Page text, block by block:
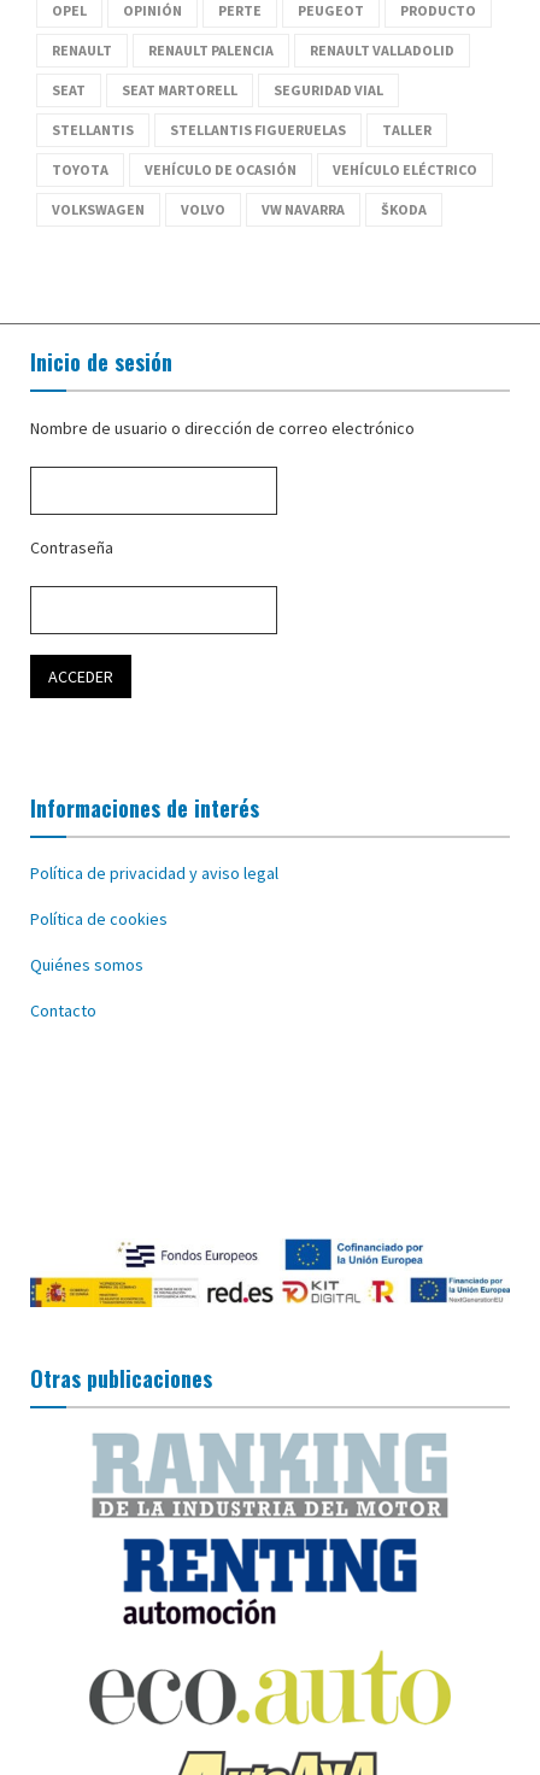
OPEL OPINIÓN PERTE PEUGEOT PRODUCTO
RENAULT RENAULT PALENCIA RENAULT VALLADOLID
SEAT SEAT MARTORELL SEGURIDAD VIAL
STELLANTIS STELLANTIS FIGUERUELAS TALLER
TOYOTA VEHÍCULO DE OCASIÓN VEHÍCULO ELÉCTRICO
VOLKSWAGEN VOLVO VW NAVARRA ŠKODA
Inicio de sesión
Nombre de usuario o dirección de correo electrónico
Contraseña
Informaciones de interés
Política de privacidad y aviso legal
Política de cookies
Quiénes somos
Contacto
Otras publicaciones